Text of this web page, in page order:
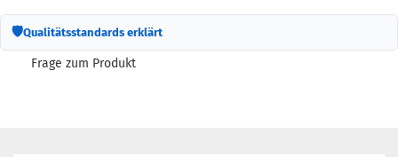
🛡Qualitätsstandards erklärt
Frage zum Produkt